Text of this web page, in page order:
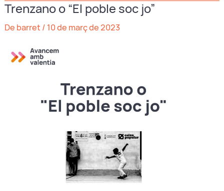
Trenzano o “El poble soc jo”
De barret / 10 de març de 2023